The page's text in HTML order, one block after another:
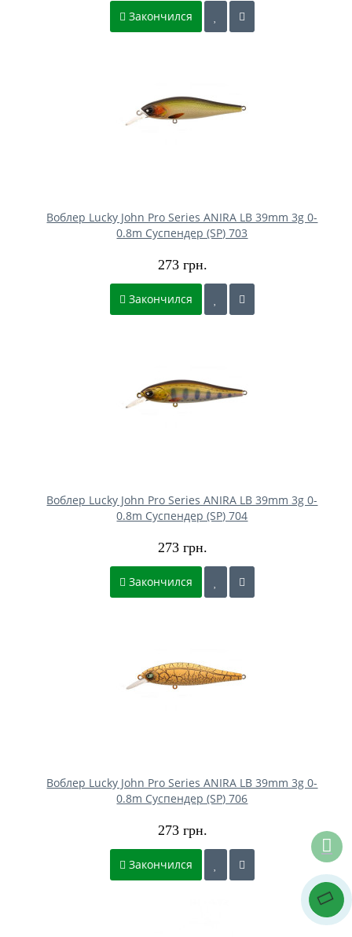
Закончился
Воблер Lucky John Pro Series ANIRA LB 39mm 3g 0-
0.8m Cуспендер (SP) 703
273 грн.
Закончился
Воблер Lucky John Pro Series ANIRA LB 39mm 3g 0-
0.8m Cуспендер (SP) 704
273 грн.
Закончился
Воблер Lucky John Pro Series ANIRA LB 39mm 3g 0-
0.8m Cуспендер (SP) 706
273 грн.
Закончился